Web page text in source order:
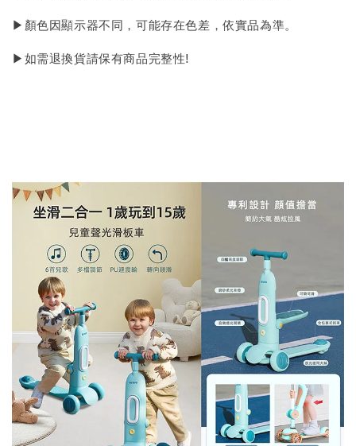
▶顏色因顯示器不同，可能存在色差，依實品為準。
▶如需退換貨請保有商品完整性!